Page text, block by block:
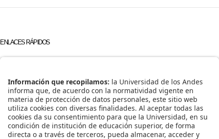
ENLACES RÁPIDOS
Acceso Temporal al Campus (ATC)
Educación Continua